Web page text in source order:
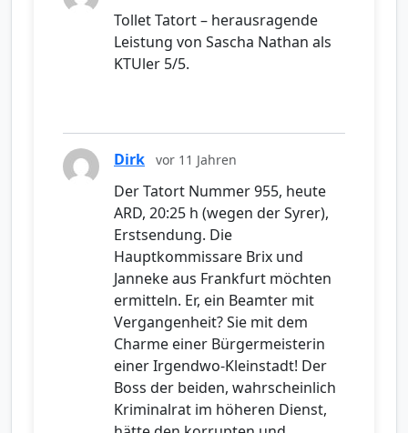
Tollet Tatort – herausragende
Leistung von Sascha Nathan als
KTUler 5/5.
Dirk vor 11 Jahren
Der Tatort Nummer 955, heute
ARD, 20:25 h (wegen der Syrer),
Erstsendung. Die
Hauptkommissare Brix und
Janneke aus Frankfurt möchten
ermitteln. Er, ein Beamter mit
Vergangenheit? Sie mit dem
Charme einer Bürgermeisterin
einer Irgendwo-Kleinstadt! Der
Boss der beiden, wahrscheinlich
Kriminalrat im höheren Dienst,